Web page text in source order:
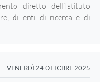
diretto dell’Istituto
di enti di ricerca e di
VENERDÌ 24 OTTOBRE 2025